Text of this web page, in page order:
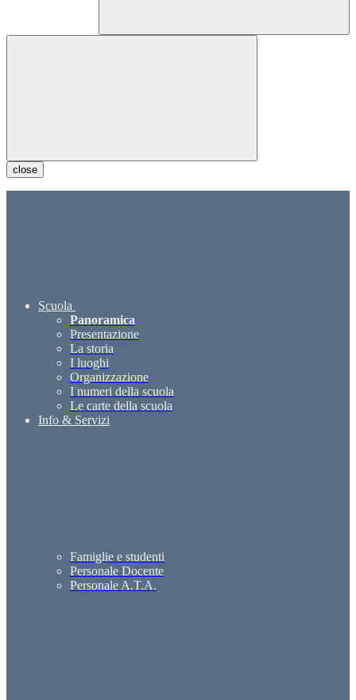
close
Scuola
Panoramica
Presentazione
La storia
I luoghi
Organizzazione
I numeri della scuola
Le carte della scuola
Info & Servizi
Famiglie e studenti
Personale Docente
Personale A.T.A.